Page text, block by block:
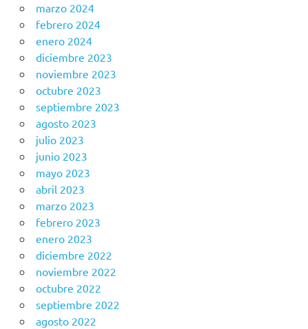
marzo 2024
febrero 2024
enero 2024
diciembre 2023
noviembre 2023
octubre 2023
septiembre 2023
agosto 2023
julio 2023
junio 2023
mayo 2023
abril 2023
marzo 2023
febrero 2023
enero 2023
diciembre 2022
noviembre 2022
octubre 2022
septiembre 2022
agosto 2022